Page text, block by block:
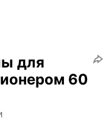
для
60